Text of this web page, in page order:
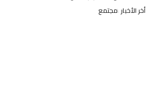
أخر الأخبار مجتمع